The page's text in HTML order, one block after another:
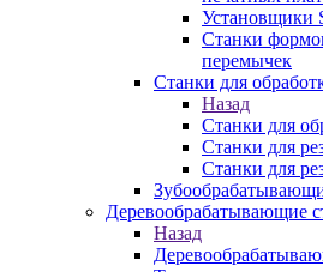
Установщики
Станки
перемычек
Станки для
Назад
Станки для
Станки для
Станки для
Деревообрабатывающие
Назад